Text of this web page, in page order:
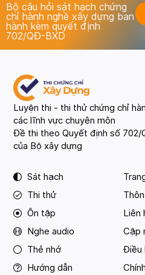
Bộ câu hỏi sát hạch chứng
chỉ hành nghề xây dựng ban
hành kèm quyết định
702/QĐ-BXD
Luyện thi - thi thử chứng chỉ
các lĩnh vực chuyên môn
Đề thi theo Quyết định số 702/
của Bộ xây dựng
Sát hạch
Thi thử
Ôn tập
Nghe audio
Thẻ nhớ
Hướng dẫn
Liên
Cập
Điều